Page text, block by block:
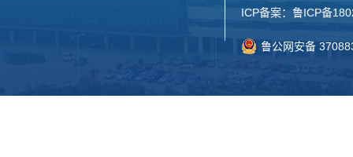
ICP备案： 鲁ICP备
鲁公网安备